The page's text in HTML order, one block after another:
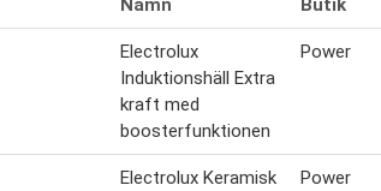
Electrolux
Induktionshäll Extra
kraft med
boosterfunktionen
Power
Electrolux Keramisk
Power